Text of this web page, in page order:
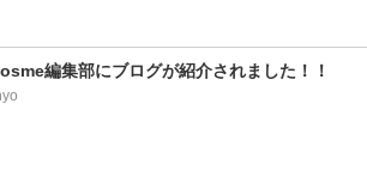
編集部にブログが紹介されました！！